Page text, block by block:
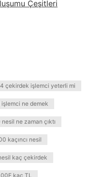
Çeşitleri
4 çekirdek işlemci yeterli mi
işlemci ne demek
nesil ne zaman çıktı
kaçıncı nesil
kaç çekirdek
kaç TL